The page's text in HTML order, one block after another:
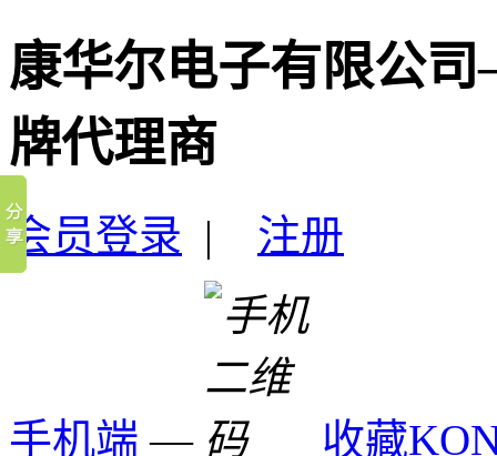
康华尔电子有限公
牌代理商
会员登录 | 注册
手机端 — 收藏